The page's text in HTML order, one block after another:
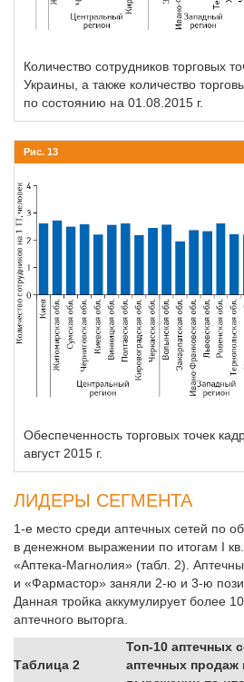
Количество сотрудников торговых
Украины, а также количество
по состоянию на 01.08.2015 г.
Рис. 13
Обеспеченность торговых точек
август 2015 г.
ЛИДЕРЫ СЕГМЕНТА
1-е место среди аптечных сетей по
в денежном выражении по итогам I
«Аптека-Магнолия» (табл. 2).
и «Фармастор» заняли 2-ю и 3-ю
Данная тройка аккумулирует более
аптечного выторга.
Таблица 2
Топ-10 аптечных
аптечных продаж